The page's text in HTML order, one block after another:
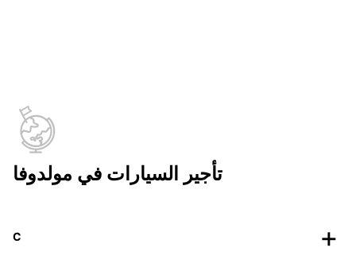
تأجير السيارات في مولدوفا
C